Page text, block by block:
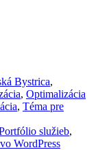
Bystrica,
, Optimalizácia
, Téma pre
služieb,
WordPress